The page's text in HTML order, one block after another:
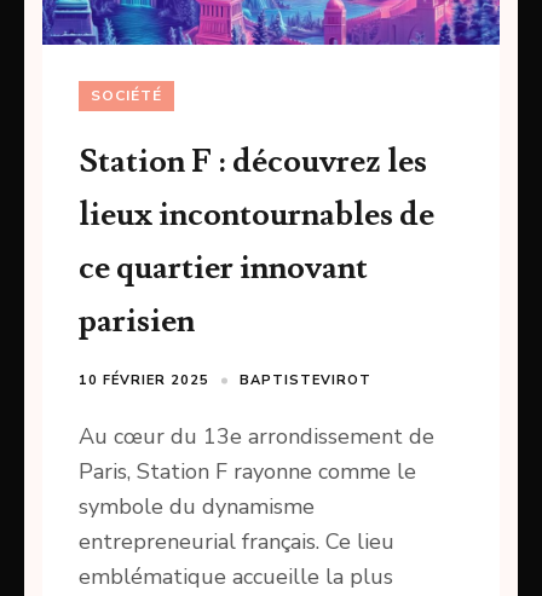
SOCIÉTÉ
Station F : découvrez les
lieux incontournables de
ce quartier innovant
parisien
10 FÉVRIER 2025 BAPTISTEVIROT
Au cœur du 13e arrondissement de
Paris, Station F rayonne comme le
symbole du dynamisme
entrepreneurial français. Ce lieu
emblématique accueille la plus